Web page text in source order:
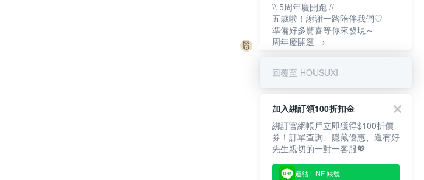
\\ 5周年慶開跑 //
五歲啦！謝謝一路陪伴我們♡
準備好多驚喜等你來發現～
周年慶開逛 →
回覆至 HOUSUXI
加入綁訂領100折扣金
綁訂官網帳戶立即獲得$100折價
券！訂單查詢、隱藏優惠、還有好
先生親切的一對一客服💖
連結 LINE 帳號